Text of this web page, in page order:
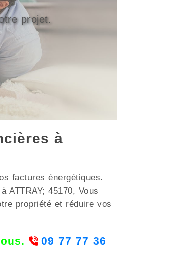
projet.
à
factures énergétiques.
ATTRAY; 45170, Vous
propriété et réduire vos
09 77 77 36